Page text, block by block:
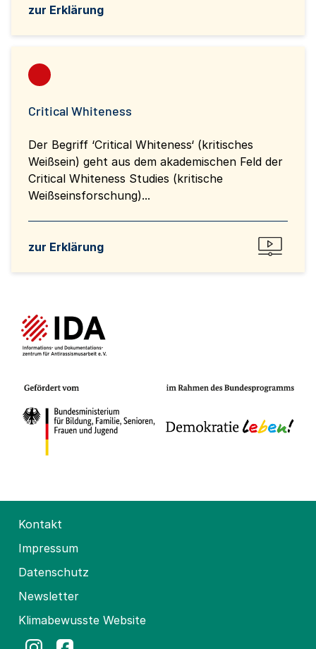
zur Erklärung
Critical Whiteness
Der Begriff ‘Critical Whiteness‘ (kritisches
Weißsein) geht aus dem akademischen Feld der
Critical Whiteness Studies (kritische
Weißseinsforschung)...
zur Erklärung
Kontakt
Impressum
Datenschutz
Newsletter
Klimabewusste Website